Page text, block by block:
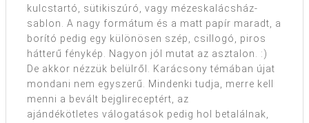
kulcstartó, sütikiszúró, vagy mézeskalácsház-
sablon. A nagy formátum és a matt papír maradt, a
borító pedig egy különösen szép, csillogó, piros
hátterű fénykép. Nagyon jól mutat az asztalon. :)
De akkor nézzük belülről. Karácsony témában újat
mondani nem egyszerű. Mindenki tudja, merre kell
menni a bevált bejglireceptért, az
ajándékötletes válogatások pedig hol betalálnak,